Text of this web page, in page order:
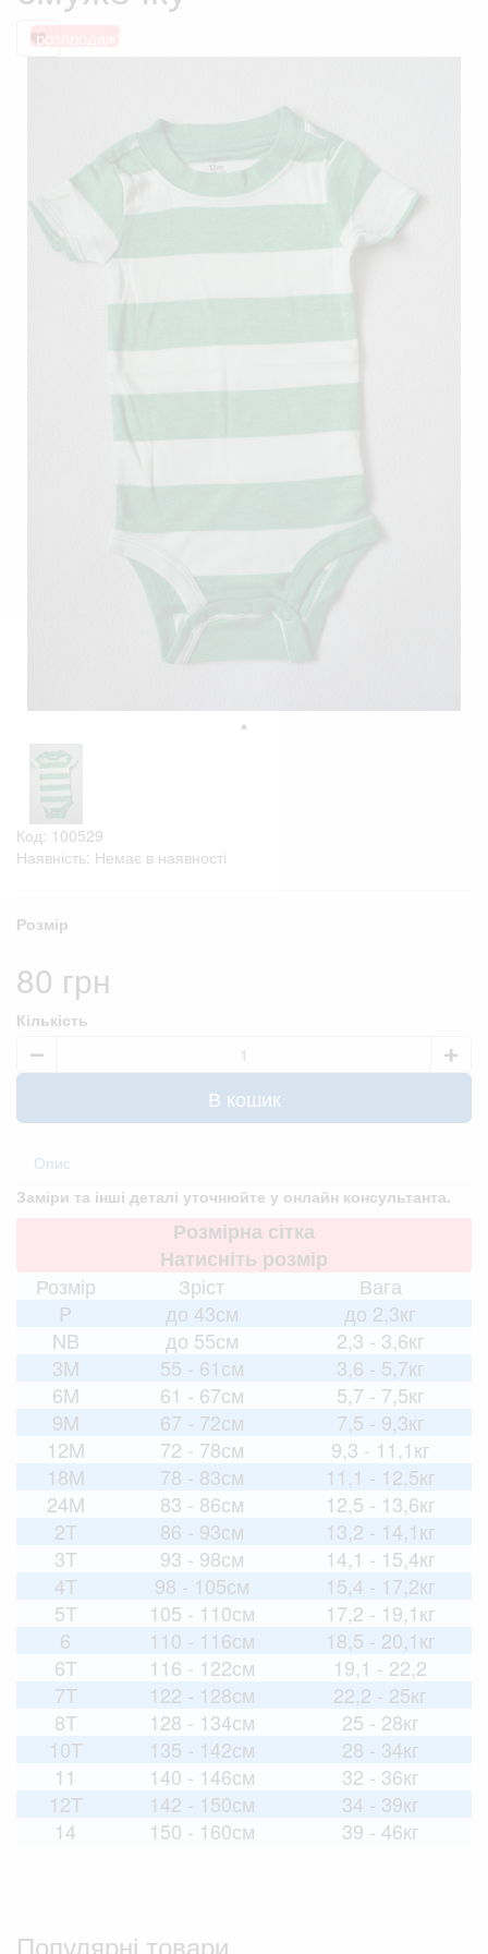
розпродаж!
Код: 100529
Наявність: Немає в наявності
Розмір
80 грн
Кількість
В кошик
Опис
Заміри та інші деталі уточнюйте у онлайн консультанта.
Розмірна сітка
Натисніть розмір
Розмір
Зріст
Вага
P
до 43см
до 2,3кг
NB
до 55см
2,3 - 3,6кг
3M
55 - 61см
3,6 - 5,7кг
6M
61 - 67см
5,7 - 7,5кг
9M
67 - 72см
7,5 - 9,3кг
12M
72 - 78см
9,3 - 11,1кг
18M
78 - 83см
11,1 - 12,5кг
24M
83 - 86см
12,5 - 13,6кг
2T
86 - 93см
13,2 - 14,1кг
3T
93 - 98см
14,1 - 15,4кг
4T
98 - 105см
15,4 - 17,2кг
5T
105 - 110см
17,2 - 19,1кг
6
110 - 116см
18,5 - 20,1кг
6T
116 - 122см
19,1 - 22,2
7T
122 - 128см
22,2 - 25кг
8T
128 - 134см
25 - 28кг
10T
135 - 142см
28 - 34кг
11
140 - 146см
32 - 36кг
12T
142 - 150см
34 - 39кг
14
150 - 160см 39 - 46кг
Популярні товари